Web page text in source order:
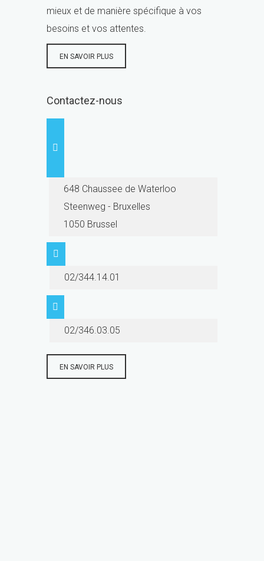
mieux et de manière spécifique à vos
besoins et vos attentes.
EN SAVOIR PLUS
Contactez-nous
648 Chaussee de Waterloo
Steenweg - Bruxelles
1050 Brussel
02/344.14.01
02/346.03.05
EN SAVOIR PLUS